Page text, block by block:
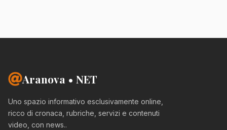
Aranova • NET
Uno spazio informativo esclusivamente online,
ricco di cronaca, rubriche, servizi e contenuti
video, con news..